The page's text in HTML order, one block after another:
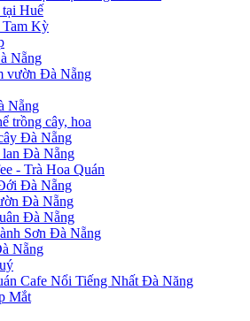
tại Huế
Tam Kỳ
Nẵng
vườn Đà Nẵng
Nẵng
trồng cây, hoa
Đà Nẵng
Đà Nẵng
- Trà Hoa Quán
Đà Nẵng
Đà Nẵng
Đà Nẵng
Sơn Đà Nẵng
Nẵng
Cafe Nổi Tiếng Nhất Đà Năng
Mắt